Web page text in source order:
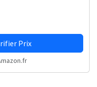
Prix